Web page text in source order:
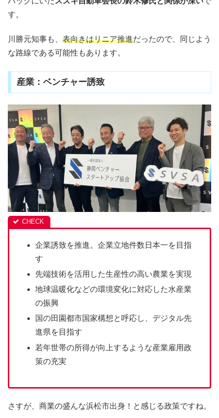
す。
川勝元知事も、 表向きはリニア推進だったので、同じよう
な路線である可能性もあります。
産業：ベンチャー誘致
企業誘致を推進。企業立地件数日本一を目指
す
先端技術を活用した生産性の高い農業を実現
地球温暖化などの環境変化に対応した水産業
の振興
国の田園都市国家構想と呼応し、デジタル先
進県を目指す
若年世帯の所得が向上するような産業雇用政
策の充実
さすが、商業の盛んな浜松市出身！と感じる政策ですね。